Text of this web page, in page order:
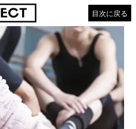
目次に戻る